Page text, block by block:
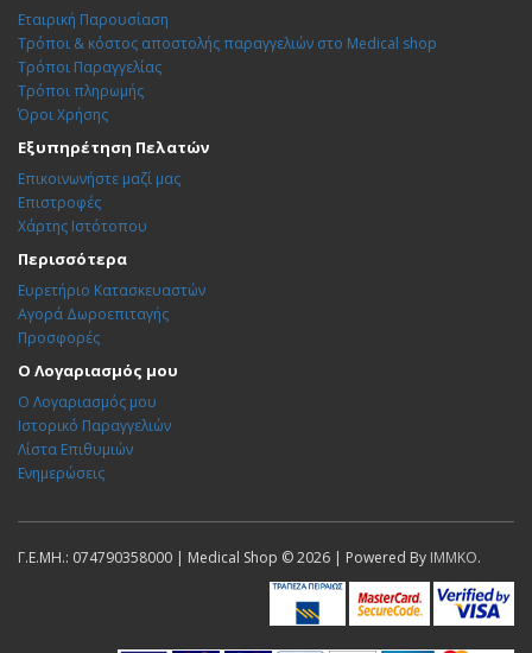
Εταιρική Παρουσίαση
Τρόποι & κόστος αποστολής παραγγελιών στο Medical shop
Τρόποι Παραγγελίας
Τρόποι πληρωμής
Όροι Χρήσης
Εξυπηρέτηση Πελατών
Επικοινωνήστε μαζί μας
Επιστροφές
Χάρτης Ιστότοπου
Περισσότερα
Ευρετήριο Κατασκευαστών
Αγορά Δωροεπιταγής
Προσφορές
Ο Λογαριασμός μου
Ο Λογαριασμός μου
Ιστορικό Παραγγελιών
Λίστα Επιθυμιών
Ενημερώσεις
Γ.Ε.ΜΗ.: 074790358000 | Medical Shop © 2026 | Powered By IMMKO.